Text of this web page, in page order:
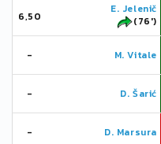
6,50
E. Jelenič
(76')
- M. Vitale
- D. Šarić
- D. Marsura